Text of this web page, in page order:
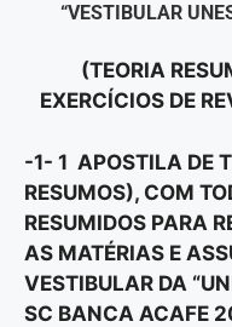
“VESTIBULAR
(TEORIA
EXERCÍCIOS DE
-1- 1 APOSTILA DE
RESUMOS), COM
RESUMIDOS PARA
AS MATÉRIAS E
VESTIBULAR DA
SC BANCA ACAFE